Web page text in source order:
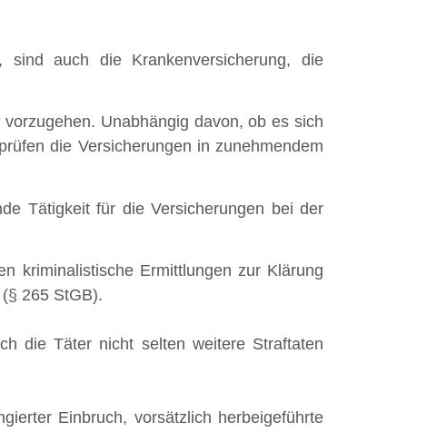
auch die Krankenversicherung, die
Unabhängig davon, ob es sich
die Versicherungen in zunehmendem
Tätigkeit für die Versicherungen bei der
kriminalistische Ermittlungen zur Klärung
265 StGB).
die Täter nicht selten weitere Straftaten
Einbruch, vorsätzlich herbeigeführte